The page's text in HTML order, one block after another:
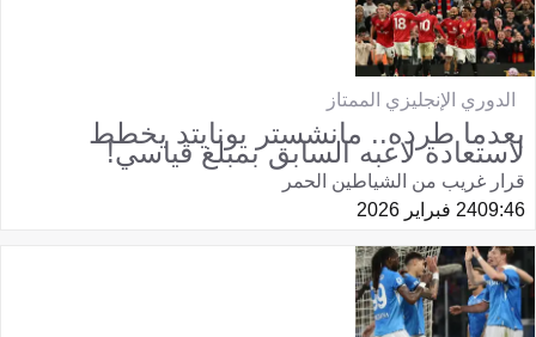
الدوري الإنجليزي الممتاز
بعدما طرده.. مانشستر يونايتد يخطط
لاستعادة لاعبه السابق بمبلغ قياسي!
قرار غريب من الشياطين الحمر
09:4624 فبراير 2026